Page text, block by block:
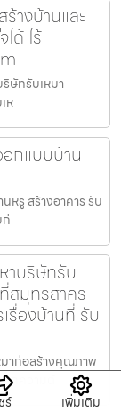
างบ้านและ
ด้ ไร้
ษัทรับเหมา
ห
อกแบบบ้าน
หรู สร้างอาคาร รับ
าบริษัทรับ
สมุทรสาคร
รื่องบ้านที่ รับ
าก่อสร้างคุณภาพ
กความต้
ร์ เพิ่มเติม